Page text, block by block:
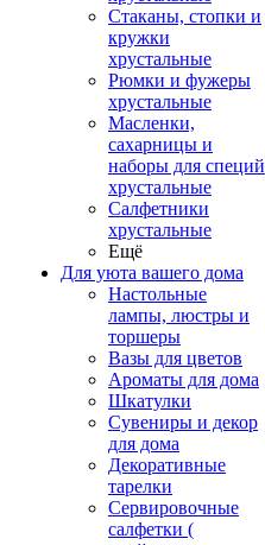
Стаканы, стопки и
кружки
хрустальные
Рюмки и фужеры
хрустальные
Масленки,
сахарницы и
наборы для специй
хрустальные
Салфетники
хрустальные
Ещё
Для уюта вашего дома
Настольные
лампы, люстры и
торшеры
Вазы для цветов
Ароматы для дома
Шкатулки
Сувениры и декор
для дома
Декоративные
тарелки
Сервировочные
салфетки (